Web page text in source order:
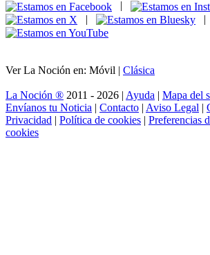
|
|
Ver La Noción en: Móvil | Clásica
La Noción ® 2011 - 2026 | Ayuda | Mapa del
Envíanos tu Noticia | Contacto | Aviso Legal |
Privacidad | Política de cookies | Preferencias
cookies